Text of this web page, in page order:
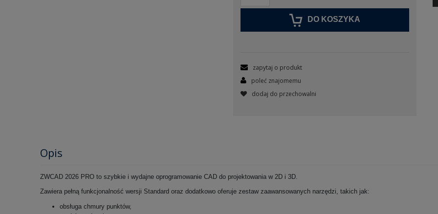
DO KOSZYKA
zapytaj o produkt
poleć znajomemu
dodaj do przechowalni
Opis
ZWCAD 2026 PRO to szybkie i wydajne oprogramowanie CAD do projektowania w 2D i 3D.
Zawiera pełną funkcjonalność wersji Standard oraz dodatkowo oferuje zestaw zaawansowanych narzędzi, takich jak:
obsługa chmury punktów,